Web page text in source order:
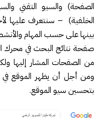
الصفحة) والسيو التقني
الخلفية) – سنتعرف عليها
بينها على حسب المهام
صفحة نتائج البحث في
من الصفحات المشار إليها
ومن أجل أن يظهر الموقع في
بتحسين سيو الموقع.